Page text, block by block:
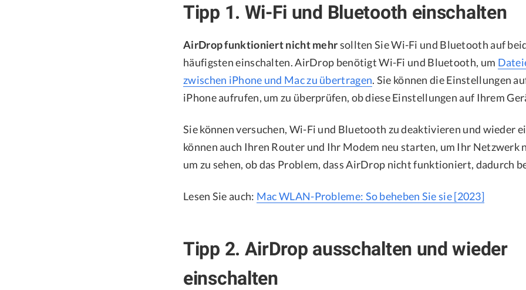
Tipp 1. Wi-Fi und Bluetooth einschalten
AirDrop funktioniert nicht mehrsollten Sie Wi-Fi und Bluetooth auf
häufigsten einschalten. AirDrop benötigt Wi-Fi und Bluetooth, um
zwischen iPhone und Mac zu übertragen. Sie können die Einstellungen
iPhone aufrufen, um zu überprüfen, ob diese Einstellungen auf Ihrem
Sie können versuchen, Wi-Fi und Bluetooth zu deaktivieren und wieder
können auch Ihren Router und Ihr Modem neu starten, um Ihr Netzwerk
um zu sehen, ob das Problem, dass AirDrop nicht funktioniert, dadurch
Lesen Sie auch: Mac WLAN-Probleme: So beheben Sie sie [2023]
Tipp 2. AirDrop ausschalten und wieder
einschalten